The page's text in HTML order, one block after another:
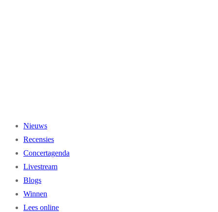
Nieuws
Recensies
Concertagenda
Livestream
Blogs
Winnen
Lees online